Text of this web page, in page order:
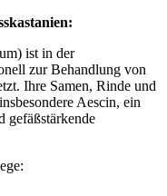
ist in der
zur Behandlung von
Ihre Samen, Rinde und
Aescin, ein
gefäßstärkende